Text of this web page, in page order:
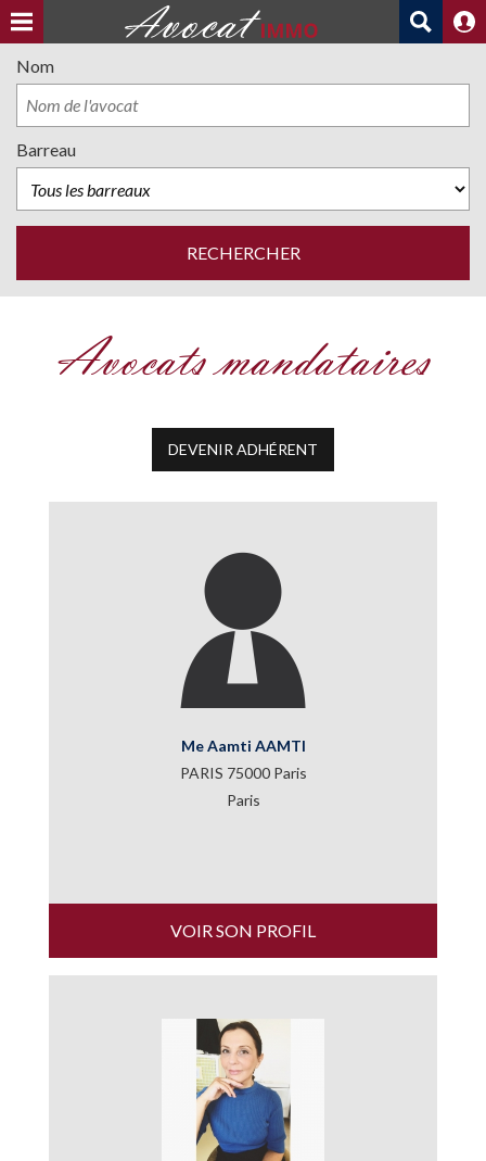
Nom
Barreau
Avocats mandataires
DEVENIR ADHÉRENT
Me Aamti AAMTI
PARIS 75000 Paris
Paris
VOIR SON PROFIL